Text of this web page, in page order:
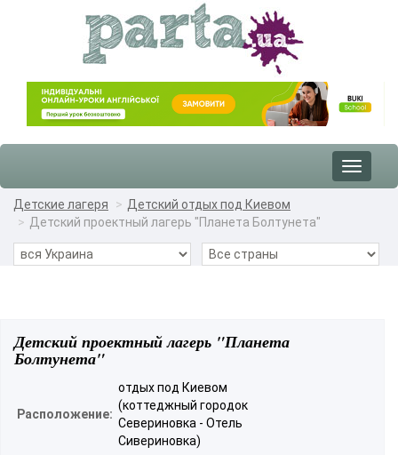
Toggle
Детские лагеря
Детский отдых под Киевом
Детский проектный лагерь "Планета Болтунета"
Детский проектный лагерь "Планета
Болтунета"
Расположение:
отдых под Киевом
(коттеджный городок
Севериновка - Отель
Сивериновка)